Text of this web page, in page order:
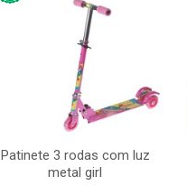
Patinete 3 rodas com luz
metal girl